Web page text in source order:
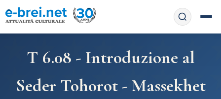
APP web
T 6.08 - Introduzione al
Seder Tohorot - Massekhet